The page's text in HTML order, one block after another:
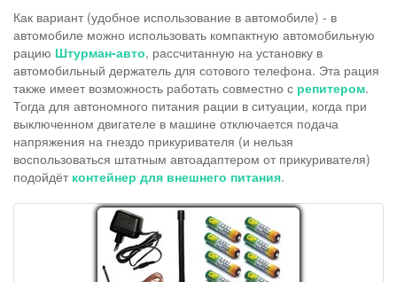
Как вариант (удобное использование в автомобиле) - в
автомобиле можно использовать компактную автомобильную
рацию Штурман-авто, рассчитанную на установку в
автомобильный держатель для сотового телефона. Эта рация
также имеет возможность работать совместно с репитером.
Тогда для автономного питания рации в ситуации, когда при
выключенном двигателе в машине отключается подача
напряжения на гнездо прикуривателя (и нельзя
воспользоваться штатным автоадаптером от прикуривателя)
подойдётконтейнер для внешнего питания.